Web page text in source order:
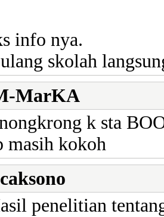
info nya.
skolah
MarKA
k sta
masih kokoh
penelitian